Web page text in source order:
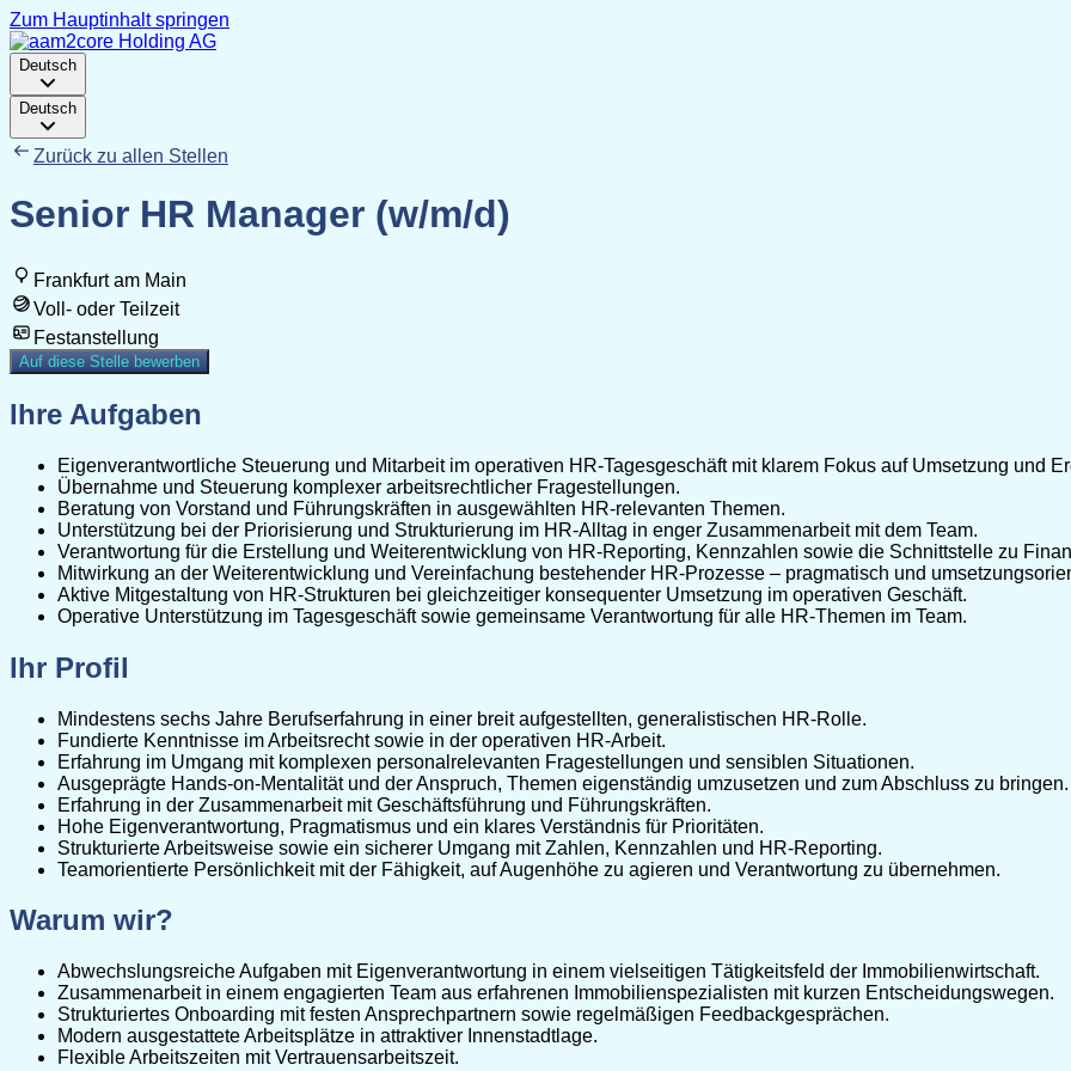
Zum Hauptinhalt springen
Deutsch
Deutsch
Zurück zu allen Stellen
Senior HR Manager (w/m/d)
Frankfurt am Main
Voll- oder Teilzeit
Festanstellung
Auf diese Stelle bewerben
Ihre Aufgaben
Eigenverantwortliche Steuerung und Mitarbeit im operativen HR-Tagesgeschäft mit klarem Fokus auf Umsetzung und
Übernahme und Steuerung komplexer arbeitsrechtlicher Fragestellungen.
Beratung von Vorstand und Führungskräften in ausgewählten HR-relevanten Themen.
Unterstützung bei der Priorisierung und Strukturierung im HR-Alltag in enger Zusammenarbeit mit dem Team.
Verantwortung für die Erstellung und Weiterentwicklung von HR-Reporting, Kennzahlen sowie die Schnittstelle zu
Mitwirkung an der Weiterentwicklung und Vereinfachung bestehender HR-Prozesse – pragmatisch und
Aktive Mitgestaltung von HR-Strukturen bei gleichzeitiger konsequenter Umsetzung im operativen Geschäft.
Operative Unterstützung im Tagesgeschäft sowie gemeinsame Verantwortung für alle HR-Themen im Team.
Ihr Profil
Mindestens sechs Jahre Berufserfahrung in einer breit aufgestellten, generalistischen HR-Rolle.
Fundierte Kenntnisse im Arbeitsrecht sowie in der operativen HR-Arbeit.
Erfahrung im Umgang mit komplexen personalrelevanten Fragestellungen und sensiblen Situationen.
Ausgeprägte Hands-on-Mentalität und der Anspruch, Themen eigenständig umzusetzen und zum Abschluss zu bringen.
Erfahrung in der Zusammenarbeit mit Geschäftsführung und Führungskräften.
Hohe Eigenverantwortung, Pragmatismus und ein klares Verständnis für Prioritäten.
Strukturierte Arbeitsweise sowie ein sicherer Umgang mit Zahlen, Kennzahlen und HR-Reporting.
Teamorientierte Persönlichkeit mit der Fähigkeit, auf Augenhöhe zu agieren und Verantwortung zu übernehmen.
Warum wir?
Abwechslungsreiche Aufgaben mit Eigenverantwortung in einem vielseitigen Tätigkeitsfeld der Immobilienwirtschaft.
Zusammenarbeit in einem engagierten Team aus erfahrenen Immobilienspezialisten mit kurzen Entscheidungswegen.
Strukturiertes Onboarding mit festen Ansprechpartnern sowie regelmäßigen Feedbackgesprächen.
Modern ausgestattete Arbeitsplätze in attraktiver Innenstadtlage.
Flexible Arbeitszeiten mit Vertrauensarbeitszeit.